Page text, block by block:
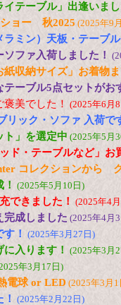
イテーブル」出逢いま
ョー 秋2025 (2025年9
ラミン）天板・テーブ
ファ入荷しました！
紙収納サイズ」お着物
テーブル5点セットが
美でした！ (2025年6月
リック・ソファ 入荷で
ト」を選定中 (2025年5月
ド・テーブルなど」お
コレクションから
(2025年5月10日)
できました！ (2025年4
完成しました (2025年4月
！ (2025年3月27日)
入ります！ (2025年3月
年3月17日)
電球 or LED (2025年3月1
(2025年2月22日)